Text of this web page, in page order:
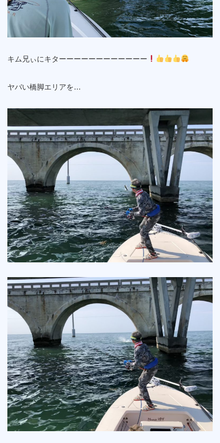
キム兄ぃにキターーーーーーーーーーーー
ヤバい橋脚エリアを…